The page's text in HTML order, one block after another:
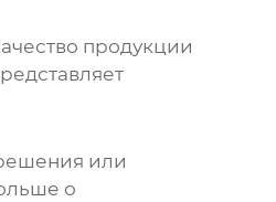
продукции
или
о